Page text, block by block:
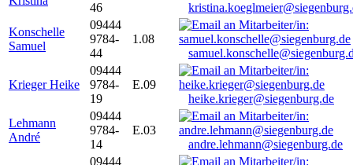
46
Konschelle
Samuel
09444
9784-
44
1.08
Krieger Heike
09444
9784-
19
E.09
heike.krieger@siegenburg.de
Lehmann
André
09444
9784-
14
E.03
andre.lehmann@siegenburg.de
09444